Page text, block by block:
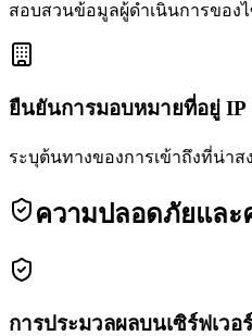
สอบสวนข้อมูลผู้ดำเนินการของ
ยืนยันการมอบหมายที่อยู่ IP
ระบุต้นทางของการเข้าถึงที่น่า
ความปลอดภัยและ
การประมวลผลบนเซิร์ฟเวอร์